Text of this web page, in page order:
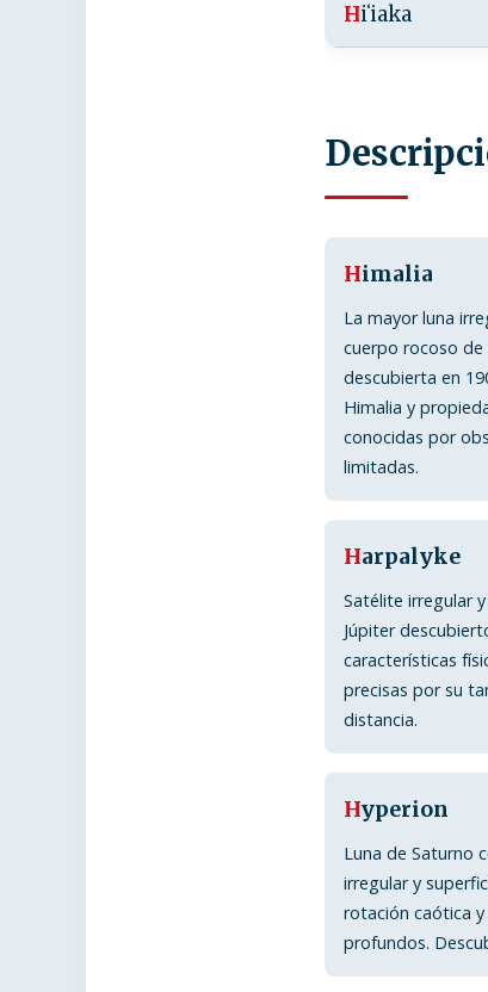
Hiʻiaka
Himalia
La mayor luna
cuerpo rocoso de
descubierta en
Himalia y
conocidas por
limitadas.
Harpalyke
Satélite irregular
Júpiter
características
precisas por su
distancia.
Hyperion
Luna de Saturno
irregular y
rotación caótica y
profundos.